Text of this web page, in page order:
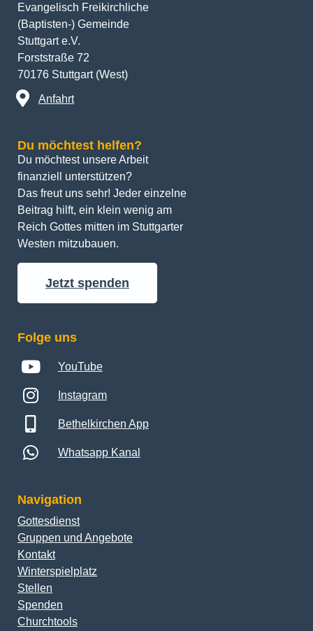
Evangelisch Freikirchliche
(Baptisten-) Gemeinde
Stuttgart e.V.
Forststraße 72
70176 Stuttgart (West)
Anfahrt
Du möchtest helfen?
Du möchtest unsere Arbeit
finanziell unterstützen?
Das freut uns sehr! Jeder einzelne
Beitrag hilft, ein klein wenig am
Reich Gottes mitten im Stuttgarter
Westen mitzubauen.
Jetzt spenden
Folge uns
YouTube
Instagram
Bethelkirchen App
Whatsapp Kanal
Navigation
Gottesdienst
Gruppen und Angebote
Kontakt
Winterspielplatz
Stellen
Spenden
Churchtools